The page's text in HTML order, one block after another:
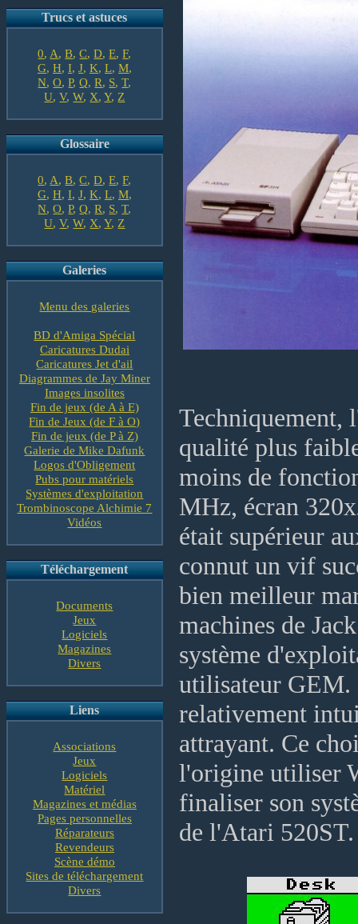
Trucs et astuces
0, A,B,C,D,E,F,
G, H, I, J, K, L, M,
N,O,P,Q,R, S,T,
U,V,W, X,Y, Z
Glossaire
0, A,B,C,D,E,F,
G, H, I, J, K, L, M,
N,O,P,Q,R, S,T,
U,V,W, X,Y, Z
Galeries
Menu des galeries
BD d'Amiga Spécial
Caricatures Dudai
Caricatures Jet d'ail
Diagrammes de Jay Miner
Images insolites
Fin de jeux (de A à E)
Fin de Jeux (de F à O)
Fin de jeux (de P à Z)
Galerie de Mike Dafunk
Logos d'Obligement
Pubs pour matériels
Systèmes d'exploitation
Trombinoscope Alchimie 7
Vidéos
Téléchargement
Documents
Jeux
Logiciels
Magazines
Divers
Liens
Associations
Jeux
Logiciels
Matériel
Magazines et médias
Pages personnelles
Réparateurs
Revendeurs
Scène démo
Sites de téléchargement
Divers
Techniquement,
qualité plus
moins de
MHz, écran
était supérieur
connut un vif
bien meilleur
machines de
système
utilisateur GEM.
relativement
attrayant. Ce
l'origine utiliser
finaliser son
de l'Atari 520ST.